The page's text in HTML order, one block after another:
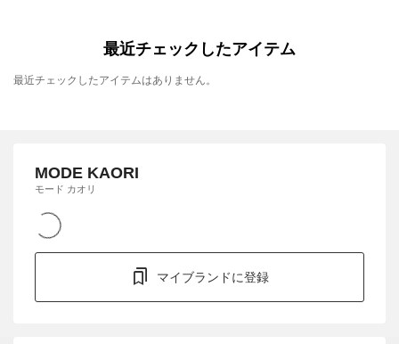
最近チェックしたアイテム
最近チェックしたアイテムはありません。
MODE KAORI
モード カオリ
マイブランドに登録